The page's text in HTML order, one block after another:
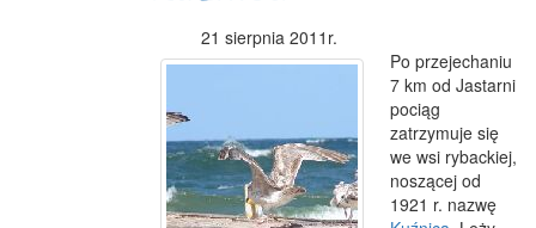
21 sierpnia 2011r.
Po przejechaniu
7 km od Jastarni
pociąg
zatrzymuje się
we wsi rybackiej,
noszącej od
1921 r. nazwę